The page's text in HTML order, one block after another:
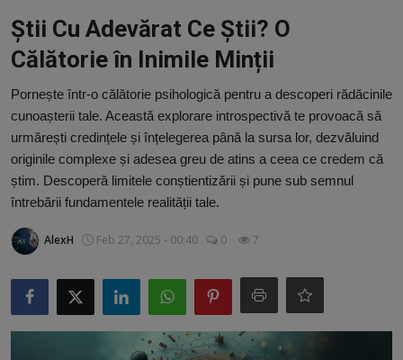
Guest Post
Guest Post
Bucatarie
ChatGPT: Cel mai avansat chatbot AI
Aliexpress
Amintiri din Viitor
Ai Data Use Policy
Știi Cu Adevărat Ce Știi? O
Călătorie în Inimile Minții
Pornește într-o călătorie psihologică pentru a descoperi rădăcinile
cunoașterii tale. Această explorare introspectivă te provoacă să
urmărești credințele și înțelegerea până la sursa lor, dezvăluind
originile complexe și adesea greu de atins a ceea ce credem că
știm. Descoperă limitele conștientizării și pune sub semnul
întrebării fundamentele realității tale.
AlexH Feb 27, 2025 - 00:40 0 7